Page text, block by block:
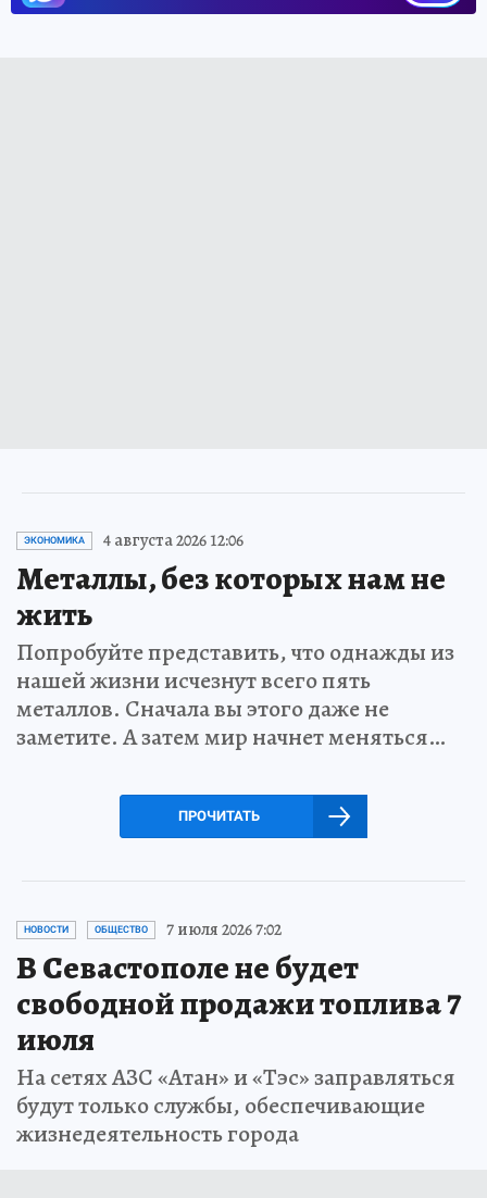
ЭКОНОМИКА 4 августа 2026 12:06
Металлы, без которых нам не
жить
Попробуйте представить, что однажды из
нашей жизни исчезнут всего пять
металлов. Сначала вы этого даже не
заметите. А затем мир начнет меняться…
ПРОЧИТАТЬ
НОВОСТИ ОБЩЕСТВО 7 июля 2026 7:02
В Севастополе не будет
свободной продажи топлива 7
июля
На сетях АЗС «Атан» и «Тэс» заправляться
будут только службы, обеспечивающие
жизнедеятельность города